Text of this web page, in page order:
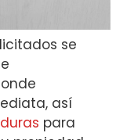
se
así
para